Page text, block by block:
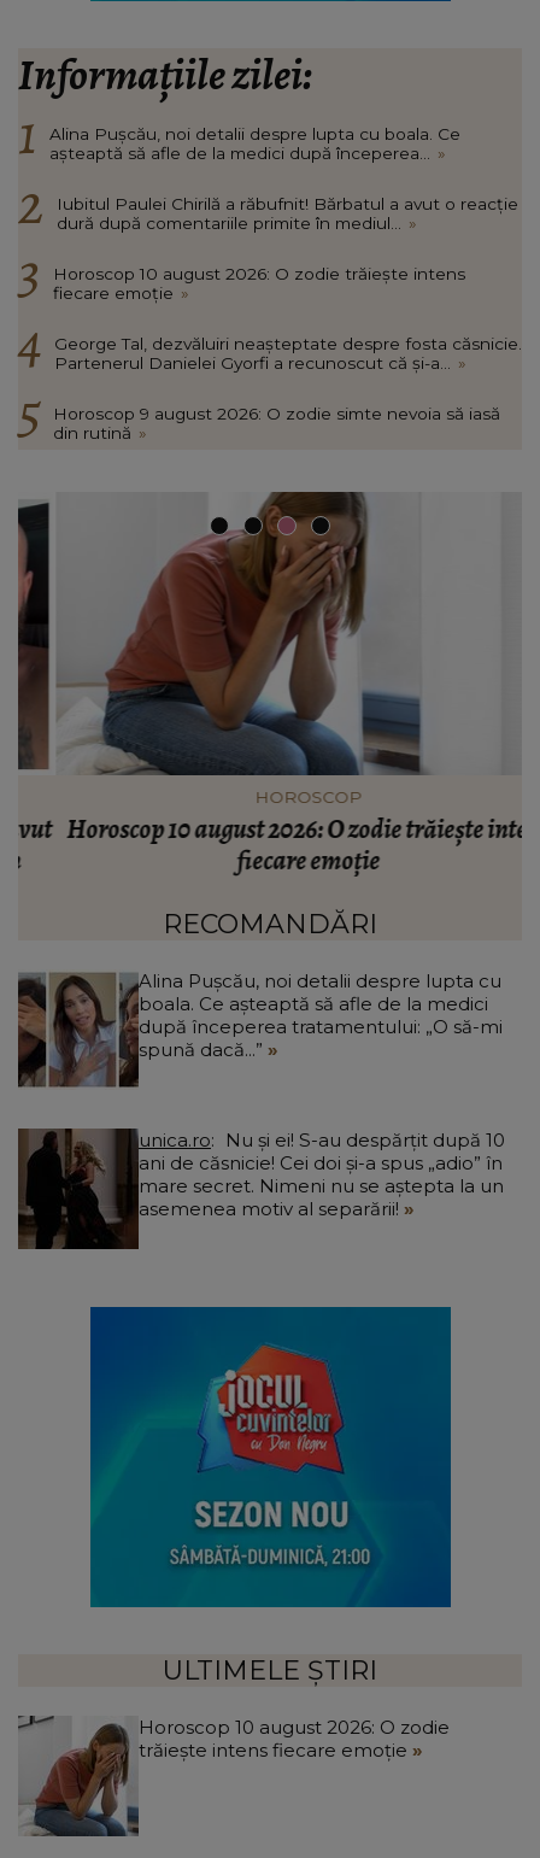
Informațiile zilei:
Alina Pușcău, noi detalii despre lupta cu boala. Ce
așteaptă să afle de la medici după începerea...
»
Iubitul Paulei Chirilă a răbufnit! Bărbatul a avut o reacție
dură după comentariile primite în mediul...
»
Horoscop 10 august 2026: O zodie trăiește intens
fiecare emoție »
George Tal, dezvăluiri neașteptate despre fosta căsnicie.
Partenerul Danielei Gyorfi a recunoscut că și-a...
»
Horoscop 9 august 2026: O zodie simte nevoia să iasă
din rutină »
HOROSCOP
Horoscop 10 august 2026: O zodie trăiește intens
fiecare emoție
RECOMANDĂRI
Alina Pușcău, noi detalii despre lupta cu
boala. Ce așteaptă să afle de la medici
după începerea tratamentului: „O să-mi
spună dacă...”
unica.ro
ani de căsnicie! Cei doi și-a spus „adio” în
mare secret. Nimeni nu se aștepta la un
asemenea motiv al separării!
ULTIMELE ȘTIRI
Horoscop 10 august 2026: O zodie
trăiește intens fiecare emoție